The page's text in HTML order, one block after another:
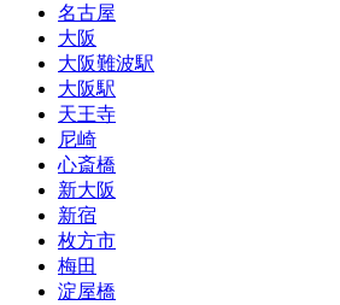
名古屋
大阪
大阪難波駅
大阪駅
天王寺
尼崎
心斎橋
新大阪
新宿
枚方市
梅田
淀屋橋